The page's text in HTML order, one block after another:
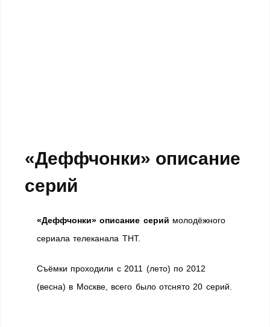
«Деффчонки» описание
серий
«Деффчонки» описание серий молодёжного
сериала телеканала ТНТ.
Съёмки проходили с 2011 (лето) по 2012
(весна) в Москве, всего было отснято 20 серий.